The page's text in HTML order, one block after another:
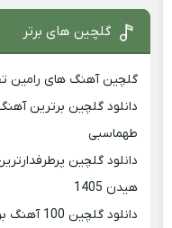
گلچین های برتر
گلچین آهنگ های رامین
دانلود گلچین برترین
طهماسبی
دانلود گلچین
هیدن 1405
دانلود گلچین 100 آهنگ برتر دهه 90